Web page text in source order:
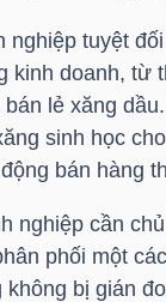
nghiệp tuyệt
kinh doanh,
lẻ xăng
sinh học
bán hàng
nghiệp cần
phối một
bị gián